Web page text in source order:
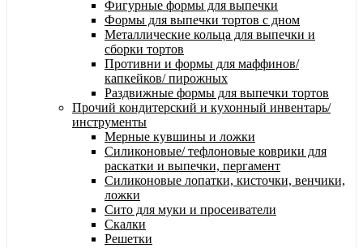
Фигурные формы для выпечки
Формы для выпечки тортов с дном
Металлические кольца для выпечки и
сборки тортов
Противни и формы для маффинов/
капкейков/ пирожных
Раздвижные формы для выпечки тортов
Прочий кондитерский и кухонный инвентарь/
инструменты
Мерные кувшины и ложки
Силиконовые/ тефлоновые коврики для
раскатки и выпечки, пергамент
Силиконовые лопатки, кисточки, венчики,
ложки
Сито для муки и просеиватели
Скалки
Решетки